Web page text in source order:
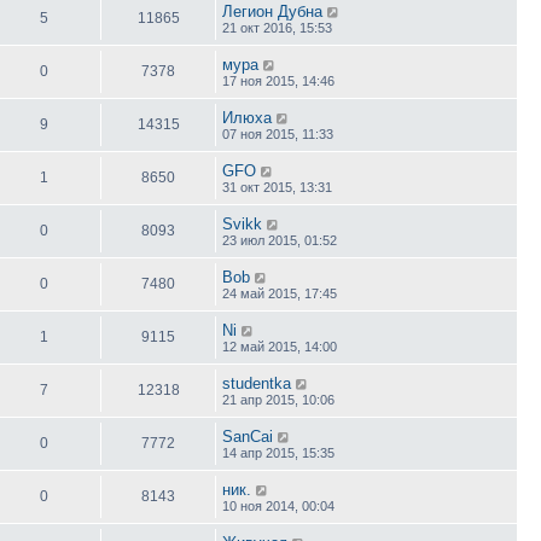
5 11865 Легион Дубна
21 окт 2016, 15:53
0 7378 мура
17 ноя 2015, 14:46
9 14315 Илюха
07 ноя 2015, 11:33
1 8650 GFO
31 окт 2015, 13:31
0 8093 Svikk
23 июл 2015, 01:52
0 7480 Bob
24 май 2015, 17:45
1 9115 Ni
12 май 2015, 14:00
7 12318 studentka
21 апр 2015, 10:06
0 7772 SanCai
14 апр 2015, 15:35
0 8143 ник.
10 ноя 2014, 00:04